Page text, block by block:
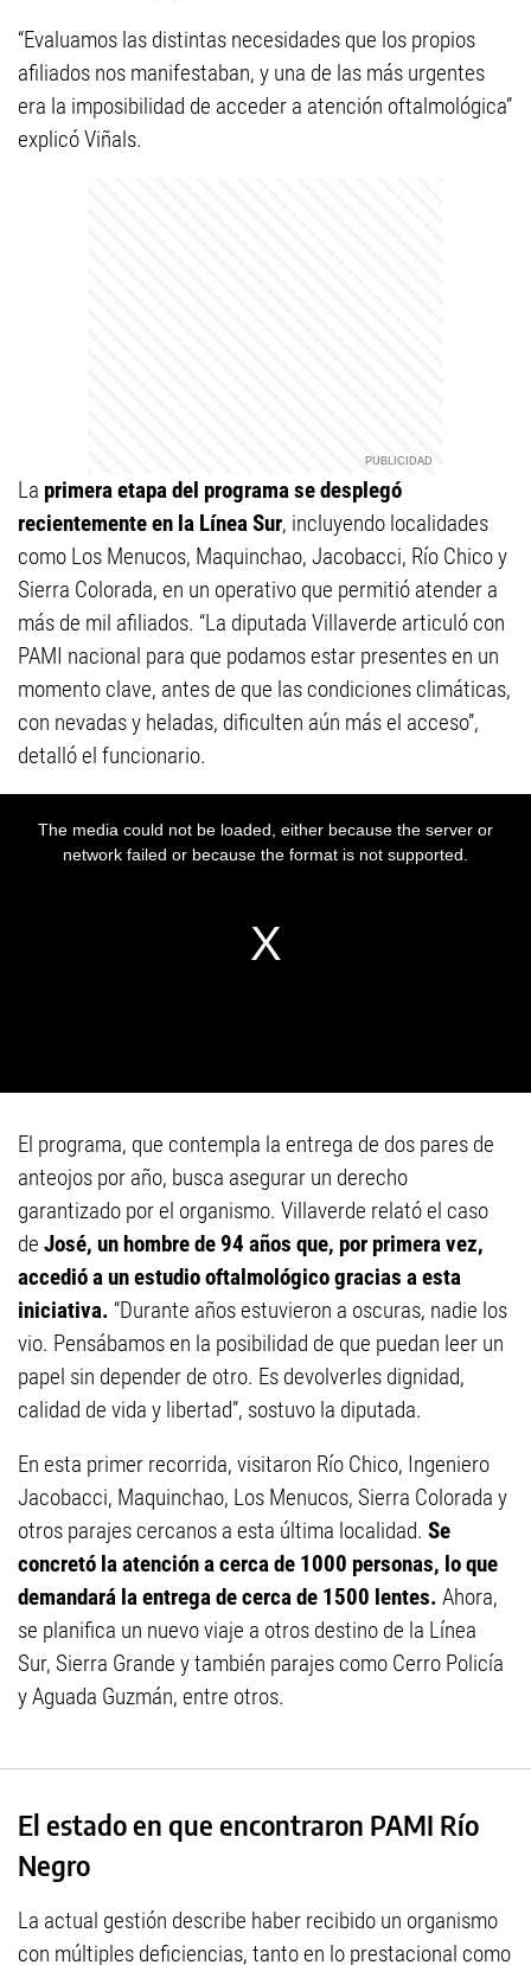
“Evaluamos las distintas necesidades que los propios
afiliados nos manifestaban, y una de las más urgentes
era la imposibilidad de acceder a atención oftalmológica”
explicó Viñals.
La primera etapa del programa se desplegó
recientemente en la Línea Sur, incluyendo localidades
como Los Menucos, Maquinchao, Jacobacci, Río Chico y
Sierra Colorada, en un operativo que permitió atender a
más de mil afiliados. “La diputada Villaverde articuló con
PAMI nacional para que podamos estar presentes en un
momento clave, antes de que las condiciones climáticas,
con nevadas y heladas, dificulten aún más el acceso”,
detalló el funcionario.
El programa, que contempla la entrega de dos pares de
anteojos por año, busca asegurar un derecho
garantizado por el organismo. Villaverde relató el caso
de José, un hombre de 94 años que, por primera vez,
accedió a un estudio oftalmológico gracias a esta
iniciativa. “Durante años estuvieron a oscuras, nadie los
vio. Pensábamos en la posibilidad de que puedan leer un
papel sin depender de otro. Es devolverles dignidad,
calidad de vida y libertad”, sostuvo la diputada.
En esta primer recorrida, visitaron Río Chico, Ingeniero
Jacobacci, Maquinchao, Los Menucos, Sierra Colorada y
otros parajes cercanos a esta última localidad. Se
concretó la atención a cerca de 1000 personas, lo que
demandará la entrega de cerca de 1500 lentes. Ahora,
se planifica un nuevo viaje a otros destino de la Línea
Sur, Sierra Grande y también parajes como Cerro Policía
y Aguada Guzmán, entre otros.
El estado en que encontraron PAMI Río
Negro
La actual gestión describe haber recibido un organismo
con múltiples deficiencias, tanto en lo prestacional como